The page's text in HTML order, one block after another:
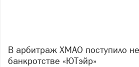
В арбитраж ХМАО поступило несколько исков о
банкротстве «ЮТэйр»